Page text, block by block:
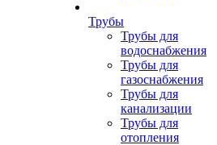
Трубы
Трубы для
водоснабжения
Трубы для
газоснабжения
Трубы для
канализации
Трубы для
отопления